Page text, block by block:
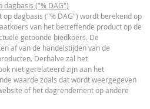
4,88
13,74 -
13,74
URL
("% DAG")
dagbasis ("% DAG") wordt berekend op
van het betreffende product op de
getoonde biedkoers. De
af van de handelstijden van de
Derhalve zal het
niet gerelateerd zijn aan het
waarde zoals dat wordt weergegeven
of het dagrendement op andere